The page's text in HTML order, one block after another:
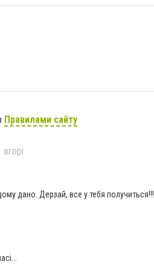
Правилами сайту
вгорі
дано. Дерзай, все у тебя получиться!!!